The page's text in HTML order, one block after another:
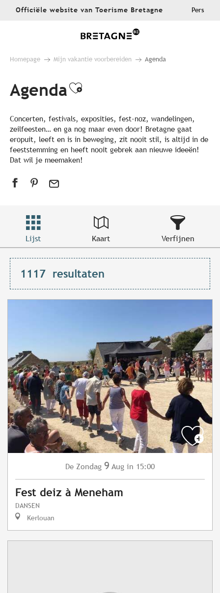
AllerOfficiële website van Toerisme Bretagne Pers
Homepage Mijn vakantie voorbereiden Agenda
AgendaAjouter aux favoris
Concerten, festivals, exposities, fest-noz, wandelingen,
zeilfeesten… en ga nog maar even door! Bretagne gaat
eropuit, leeft en is in beweging, zit nooit stil, is altijd in de
feeststemming en heeft nooit gebrek aan nieuwe ideeën!
Dat wil je meemaken!
Lijst Kaart Verfijnen
1117 resultaten
De Zondag 9 Aug in 15:00
Fest deiz à Meneham
DANSEN
Kerlouan